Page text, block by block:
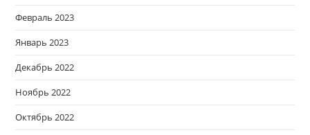
Февраль 2023
Январь 2023
Декабрь 2022
Ноябрь 2022
Октябрь 2022